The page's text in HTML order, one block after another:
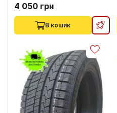
4 050 грн
В кошик